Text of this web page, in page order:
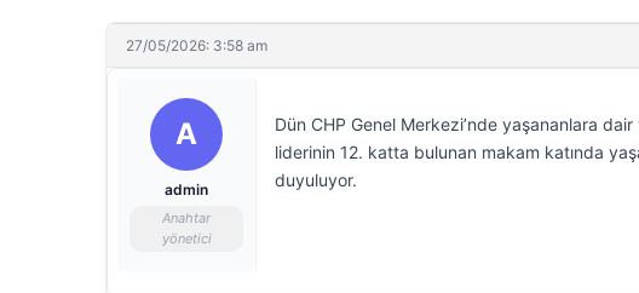
27/05/2026: 3:58 am
A
admin
Anahtar
yönetici
Dün CHP Genel Merkezi’nde yaşananlara
liderinin 12. katta bulunan makam katında
duyuluyor.